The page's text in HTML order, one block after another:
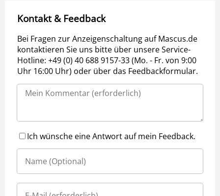
Kontakt & Feedback
Bei Fragen zur Anzeigenschaltung auf Mascus.de
kontaktieren Sie uns bitte über unsere Service-
Hotline: +49 (0) 40 688 9157-33 (Mo. - Fr. von 9:00
Uhr 16:00 Uhr) oder über das Feedbackformular.
Ich wünsche eine Antwort auf mein Feedback.